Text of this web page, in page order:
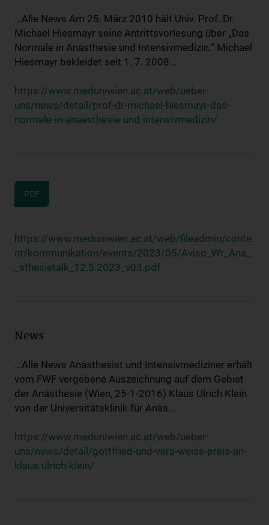
...Alle News Am 25. März 2010 hält Univ. Prof. Dr.
Michael Hiesmayr seine Antrittsvorlesung über „Das
Normale in Anästhesie und Intensivmedizin.“ Michael
Hiesmayr bekleidet seit 1. 7. 2008...
https://www.meduniwien.ac.at/web/ueber-
uns/news/detail/prof-dr-michael-hiesmayr-das-
normale-in-anaesthesie-und-intensivmedizin/
PDF
https://www.meduniwien.ac.at/web/fileadmin/conte
nt/kommunikation/events/2023/05/Aviso_Wr_Ana_
_sthesietalk_12.5.2023_v03.pdf
News
...Alle News Anästhesist und Intensivmediziner erhält
vom FWF vergebene Auszeichnung auf dem Gebiet
der Anästhesie (Wien, 25-1-2016) Klaus Ulrich Klein
von der Universitätsklinik für Anäs...
https://www.meduniwien.ac.at/web/ueber-
uns/news/detail/gottfried-und-vera-weiss-preis-an-
klaus-ulrich-klein/